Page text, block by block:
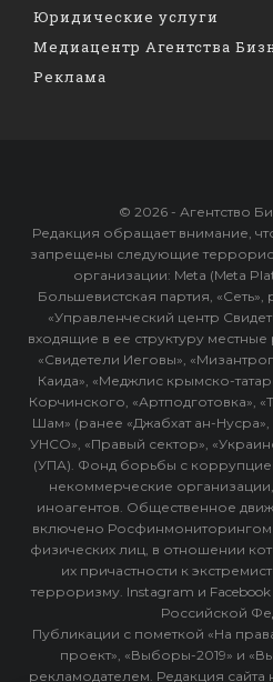
Юридические услуги
Медиацентр Агентства
Реклама
© 2026 - Агентство
Редакция обращает внимание,
запрещены следующие
организации: Meta (Meta
Большевистская партия,
«Управленческий центр
входящие в ее структуру
«Свидетели Иеговы»,
Каида», «Меджлис крымско-
Корчинского, «Артподготовка»,
Шам» (ранее «Джабхат ан-
УНСО», «Правый сектор»,
(УПА). Фонд борьбы с
некоммерческие
иноагентов. Общественное
включено Росфинмониторингом
физических лиц, в отношении
их причастности к
терроризму. Instagram и
Российской
Публикации с пометкой «На
проект», «Выборы-2019» и
рекламодателем. Редакция сайта